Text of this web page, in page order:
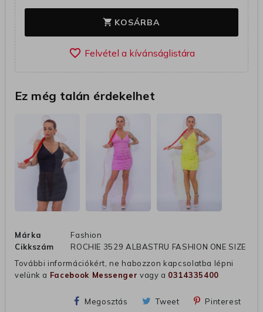
shopping_cart KOSÁRBA
favorite_border
Ez még talán érdekelhet
Márka
Fashion
Cikkszám
ROCHIE 3529 ALBASTRU FASHION ONE SIZE
További információkért, ne habozzon kapcsolatba lépni
velünk a Facebook Messenger vagy a 0314335400
Megosztás Tweet Pinterest